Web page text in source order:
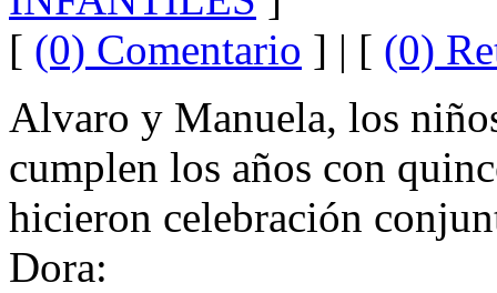
[ (0) Comentario ] | [ (0)
Alvaro y Manuela, los
cumplen los años con
hicieron celebración
Dora: